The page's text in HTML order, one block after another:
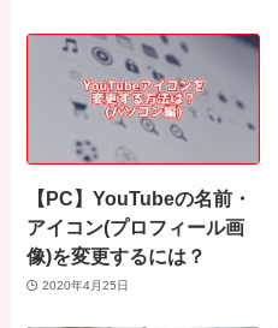
【PC】YouTubeの名前・
アイコン(プロフィール画
像)を変更するには？
2020年4月25日